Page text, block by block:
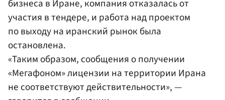
бизнеса в Иране, компания отказалась от
участия в тендере, и работа над проектом
по выходу на иранский рынок была
остановлена.
«Таким образом, сообщения о получении
«Мегафоном» лицензии на территории Ирана
не соответствуют действительности», —